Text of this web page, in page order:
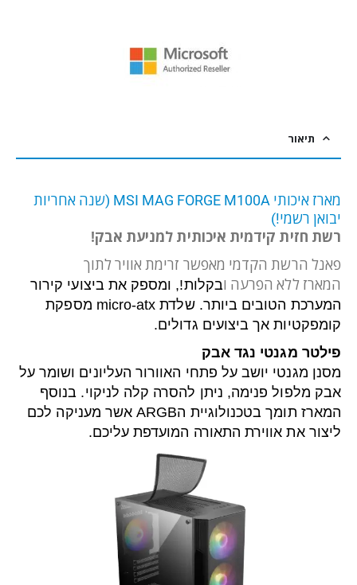
תיאור
מארז איכותי MSI MAG FORGE M100A (שנה אחריות
יבואן רשמי!)
רשת חזית קידמית איכותית למניעת אבק!
פאנל הרשת הקדמי מאפשר זרימת אוויר לתוך
המארז ללא הפרעה ובקלות!, ומספק את ביצועי קירור
המערכת הטובים ביותר. שלדת micro-atx מספקת
קומפקטיות אך ביצועים גדולים.
פילטר מגנטי נגד אבק
מסנן מגנטי יושב על פתחי האוורור העליונים ושומר על
אבק מלפול פנימה, ניתן להסרה קלה לניקוי. בנוסף
המארז תומך בטכנולוגיית הARGB אשר מעניקה לכם
ליצור את אווירת התאורה המועדפת עליכם.